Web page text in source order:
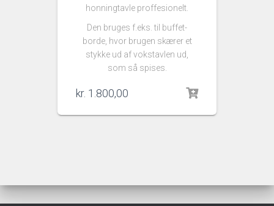
honningtavle proffesionelt.
Den bruges f.eks. til buffet-
borde, hvor brugen skærer et
stykke ud af vokstavlen ud,
som så spises.
kr. 1.800,00